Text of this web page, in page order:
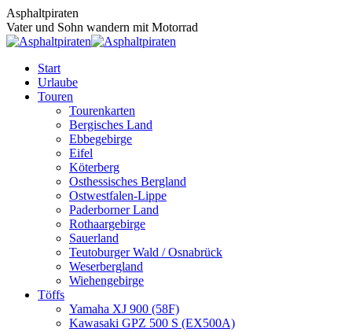
Zum
Inhalt
springen
Asphaltpiraten
Vater und Sohn wandern mit Motorrad
Start
Urlaube
Touren
Tourenkarten
Bergisches Land
Ebbegebirge
Eifel
Köterberg
Osthessisches Bergland
Ostwestfalen-Lippe
Paderborner Land
Rothaargebirge
Sauerland
Teutoburger Wald / Osnabrück
Weserbergland
Wiehengebirge
Töffs
Yamaha XJ 900 (58F)
Kawasaki GPZ 500 S (EX500A)